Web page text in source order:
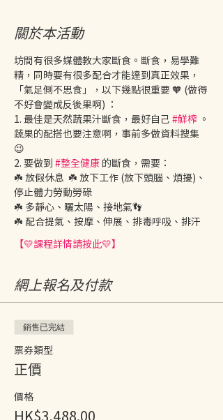
關於本活動
坊間有很多媒體教大家斷食。斷食，易學難
精，同時要有很多配合才能達到真正效果，
「氣足側不思食」，以下幾點很重要 🧡 (做得
不好會變成反後果啊) ：
1. 最佳是天然蔬果汁斷食，最好自己 #鮮榨 。
蔬果的配搭也要注意啊，事前多做資料搜集
😉
2. 要做到 #整全健康 的斷食，需要：
☘️ 放假休息  ☘️ 放下工作 (放下頭腦、煩擾)、
停止體力勞動勞碌
☘️ 多靜心️、曬太陽️、接地氣👣
☘️ 配合提氣、按摩、伸展、排毒呼吸、排汗
【💛課程詳情請按此💛】
網上報名及付款
銷售已完結
票券類型
正價
價格
HK$3,488.00